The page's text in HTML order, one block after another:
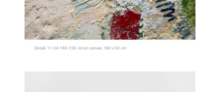
Detail, 11-24-180-150, oil on canvas, 180 x 50 cm